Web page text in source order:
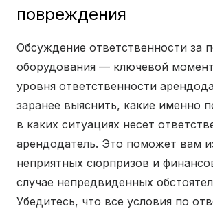
повреждения
Обсуждение ответственности за
оборудования — ключевой
уровня ответственности
заранее выяснить, какие именно
в каких ситуациях несет
арендодатель. Это поможет вам
неприятных сюрпризов и
случае непредвиденных
Убедитесь, что все условия по